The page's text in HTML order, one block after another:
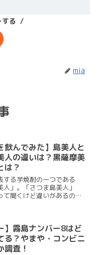
る
mia
飲んでみた】島美人と
人の違いは？黒薩摩美
は？
する芋焼酎の一つである
人」。「さつま島美人」
て聞くけど違いがあるの？
さつま島美人」は...
】霧島ナンバー8はど
る？やまや・コンビニ
調査！